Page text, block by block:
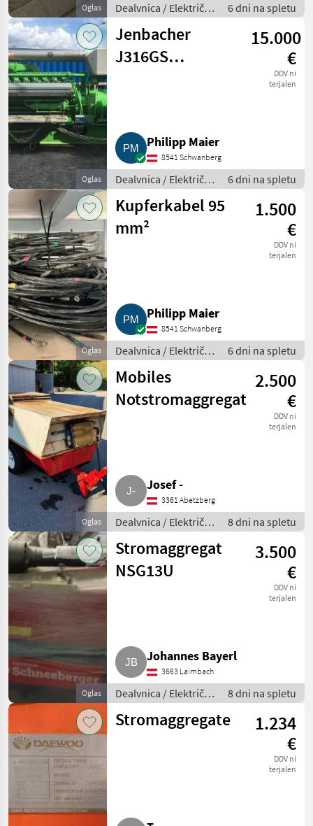
Oglas
Dealvnica / Električni
generatorji
6 dni na spletu
Oglas
Jenbacher
J316GS
15.000
€
DDV ni
terjalen
Philipp Maier
8541 Schwanberg
Dealvnica / Električni
generatorji
6 dni na spletu
Oglas
Kupferkabel 95
mm²
1.500
€
DDV ni
terjalen
Philipp Maier
8541 Schwanberg
Dealvnica / Električni
generatorji
6 dni na spletu
Oglas
Mobiles
Notstromaggregat
2.500
€
DDV ni
terjalen
Josef -
3361 Abetzberg
Dealvnica / Električni
generatorji
8 dni na spletu
Oglas
Stromaggregat
NSG13U
3.500
€
DDV ni
terjalen
Johannes Bayerl
3663 Laimbach
Dealvnica / Električni
generatorji
8 dni na spletu
Stromaggregate
1.234
€
DDV ni
terjalen